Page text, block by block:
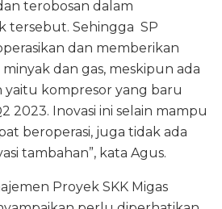
terobosan dalam
tersebut. Sehingga SP
dan memberikan
dan gas, meskipun ada
yaitu kompresor yang baru
2023. Inovasi ini selain mampu
beroperasi, juga tidak ada
tambahan”, kata Agus.
Proyek SKK Migas